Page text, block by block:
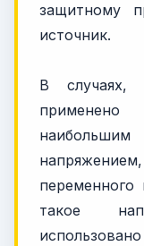
защитному
источник.
В случаях,
применено
наибольшим
такое